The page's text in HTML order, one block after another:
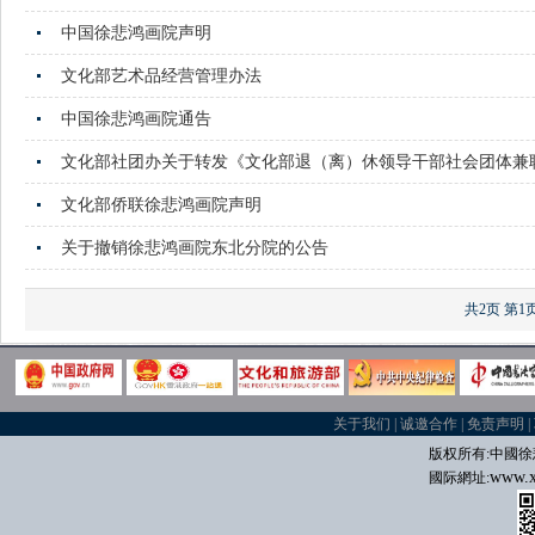
中国徐悲鸿画院声明
文化部艺术品经营管理办法
中国徐悲鸿画院通告
文化部社团办关于转发《文化部退（离）休领导干部社会团体
文化部侨联徐悲鸿画院声明
关于撤销徐悲鸿画院东北分院的公告
共2页 第1
关于我们 |诚邀合作 |免责声明 |
版权所有:中國
國际網址: